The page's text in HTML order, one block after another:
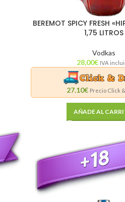
BEREMOT SPICY FRESH
1,75 LITROS
Vodkas
28,00€ IVA
27.10€ Precio Click
AÑADE AL